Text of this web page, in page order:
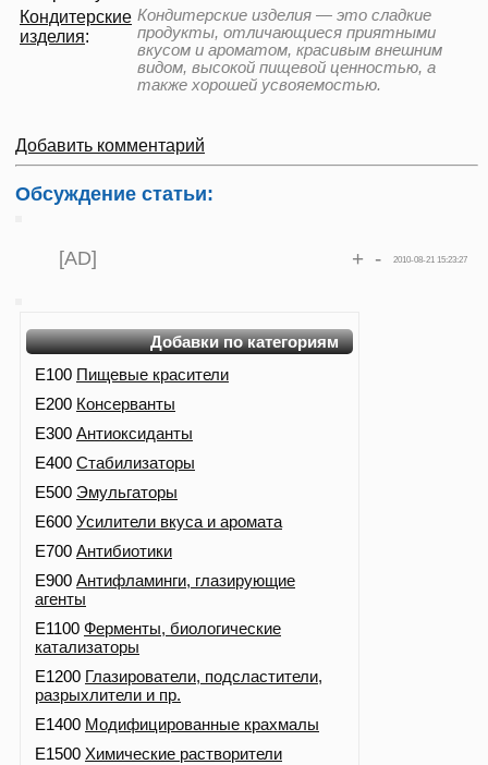
Кондитерские
изделия:
Кондитерские изделия — это сладкие
продукты, отличающиеся приятными
вкусом и ароматом, красивым внешним
видом, высокой пищевой ценностью, а
также хорошей усвояемостью.
Добавить комментарий
Обсуждение статьи:
[AD] 2010-08-21 15:23:27
+ -
Добавки по категориям
E100 Пищевые красители
E200 Консерванты
E300 Антиоксиданты
E400 Стабилизаторы
E500 Эмульгаторы
E600 Усилители вкуса и аромата
E700 Антибиотики
E900 Антифламинги, глазирующие
агенты
E1100 Ферменты, биологические
катализаторы
E1200 Глазирователи, подсластители,
разрыхлители и пр.
E1400 Модифицированные крахмалы
E1500 Химические растворители